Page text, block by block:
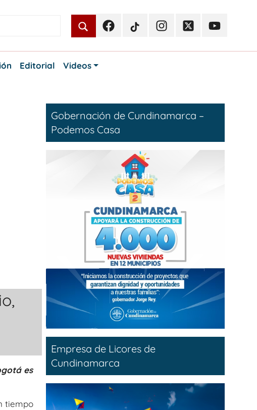
FacebookTikTokInstagramTwitterYoutube
Editorial Videos
es
tiempo
Gobernación de Cundinamarca –
Podemos Casa
Empresa de Licores de
Cundinamarca